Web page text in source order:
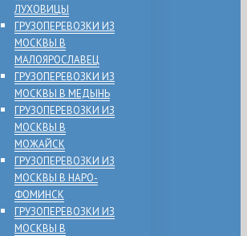
ЛУХОВИЦЫ
ГРУЗОПЕРЕВОЗКИ ИЗ
МОСКВЫ В
МАЛОЯРОСЛАВЕЦ
ГРУЗОПЕРЕВОЗКИ ИЗ
МОСКВЫ В МЕДЫНЬ
ГРУЗОПЕРЕВОЗКИ ИЗ
МОСКВЫ В
МОЖАЙСК
ГРУЗОПЕРЕВОЗКИ ИЗ
МОСКВЫ В НАРО-
ФОМИНСК
ГРУЗОПЕРЕВОЗКИ ИЗ
МОСКВЫ В